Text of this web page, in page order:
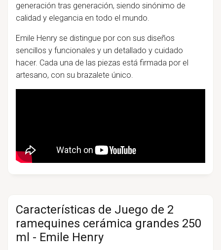
generación tras generación, siendo sinónimo de
calidad y elegancia en todo el mundo.
Emile Henry se distingue por con sus diseños
sencillos y funcionales y un detallado y cuidado
hacer. Cada una de las piezas está firmada por el
artesano, con su brazalete único.
Características de Juego de 2
ramequines cerámica grandes 250
ml - Emile Henry